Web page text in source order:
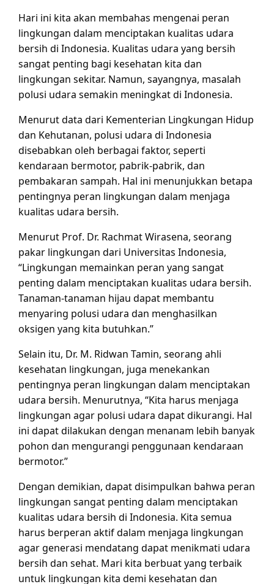
Hari ini kita akan membahas mengenai peran
lingkungan dalam menciptakan kualitas udara
bersih di Indonesia. Kualitas udara yang bersih
sangat penting bagi kesehatan kita dan
lingkungan sekitar. Namun, sayangnya, masalah
polusi udara semakin meningkat di Indonesia.
Menurut data dari Kementerian Lingkungan Hidup
dan Kehutanan, polusi udara di Indonesia
disebabkan oleh berbagai faktor, seperti
kendaraan bermotor, pabrik-pabrik, dan
pembakaran sampah. Hal ini menunjukkan betapa
pentingnya peran lingkungan dalam menjaga
kualitas udara bersih.
Menurut Prof. Dr. Rachmat Wirasena, seorang
pakar lingkungan dari Universitas Indonesia,
“Lingkungan memainkan peran yang sangat
penting dalam menciptakan kualitas udara bersih.
Tanaman-tanaman hijau dapat membantu
menyaring polusi udara dan menghasilkan
oksigen yang kita butuhkan.”
Selain itu, Dr. M. Ridwan Tamin, seorang ahli
kesehatan lingkungan, juga menekankan
pentingnya peran lingkungan dalam menciptakan
udara bersih. Menurutnya, “Kita harus menjaga
lingkungan agar polusi udara dapat dikurangi. Hal
ini dapat dilakukan dengan menanam lebih banyak
pohon dan mengurangi penggunaan kendaraan
bermotor.”
Dengan demikian, dapat disimpulkan bahwa peran
lingkungan sangat penting dalam menciptakan
kualitas udara bersih di Indonesia. Kita semua
harus berperan aktif dalam menjaga lingkungan
agar generasi mendatang dapat menikmati udara
bersih dan sehat. Mari kita berbuat yang terbaik
untuk lingkungan kita demi kesehatan dan